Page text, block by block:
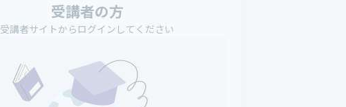
受講者の方
受講者サイトからログインしてください